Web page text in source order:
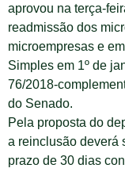
aprovou na terça-
readmissão dos
microempresas e
Simples em 1º de
76/2018-
do Senado.
Pela proposta do
a reinclusão deverá
prazo de 30 dias